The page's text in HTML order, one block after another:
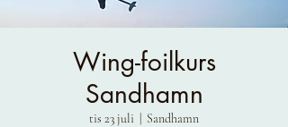
Wing-foilkurs
Sandhamn
tis 23 juli Sandhamn